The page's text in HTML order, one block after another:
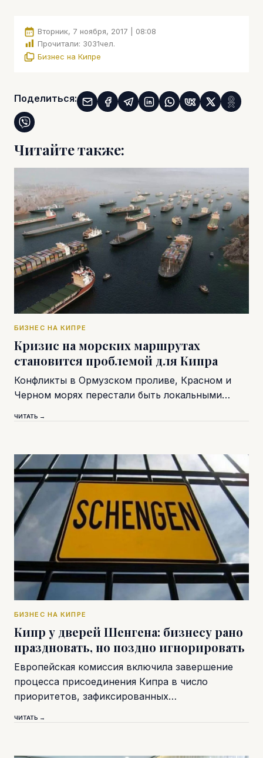
Вторник, 7 ноября, 2017 | 08:08
Прочитали: 3031чел.
Бизнес на Кипре
Поделиться:
Читайте также:
БИЗНЕС НА КИПРЕ
Кризис на морских маршрутах
становится проблемой для Кипра
Конфликты в Ормузском проливе, Красном и
Черном морях перестали быть локальными…
ЧИТАТЬ →
БИЗНЕС НА КИПРЕ
Кипр у дверей Шенгена: бизнесу рано
праздновать, но поздно игнорировать
Европейская комиссия включила завершение
процесса присоединения Кипра в число
приоритетов, зафиксированных…
ЧИТАТЬ →